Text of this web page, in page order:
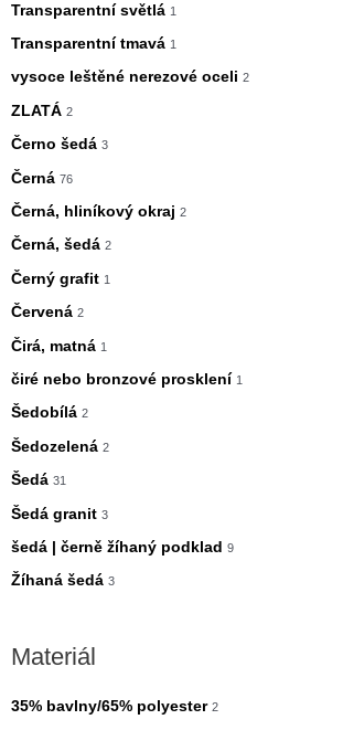
Transparentní světlá 1
Transparentní tmavá 1
vysoce leštěné nerezové oceli 2
ZLATÁ 2
Černo šedá 3
Černá 76
Černá, hliníkový okraj 2
Černá, šedá 2
Černý grafit 1
Červená 2
Čirá, matná 1
čiré nebo bronzové prosklení 1
Šedobílá 2
Šedozelená 2
Šedá 31
Šedá granit 3
šedá | černě žíhaný podklad 9
Žíhaná šedá 3
Materiál
35% bavlny/65% polyester 2